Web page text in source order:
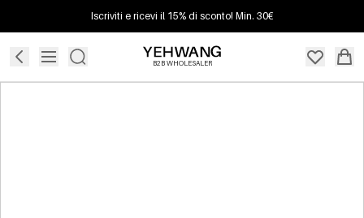
Iscriviti e ricevi il 15% di sconto! Min. 30€
B2B WHOLESALER